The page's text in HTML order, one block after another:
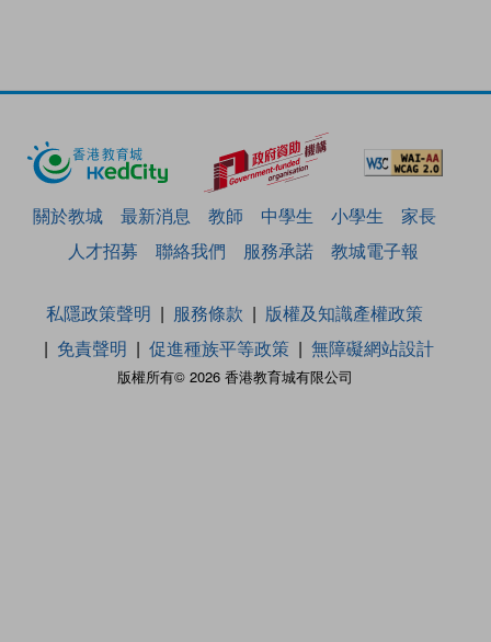
關於教城 最新消息 教師 中學生 小學生
家長
人才招募
聯絡我們 服務承諾 教城電子報
版權所有© 2026 香港教育城有限公司
私隱政策聲明 服務條款
版權及知識產權政策
免責聲明
促進種族平等政策 無障礙網站設計